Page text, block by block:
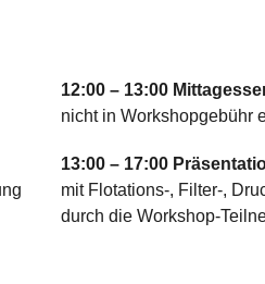
12:00 – 13:00
nicht in Workshopgebühr
13:00 – 17:00
mit Flotations-, Filter-,
durch die Workshop-